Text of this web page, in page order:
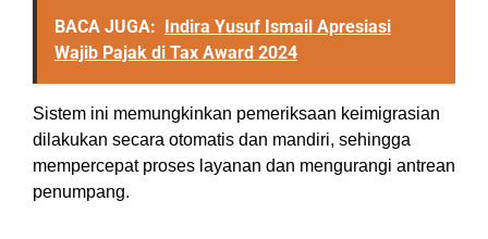
BACA JUGA: Indira Yusuf Ismail Apresiasi
Wajib Pajak di Tax Award 2024
Sistem ini memungkinkan pemeriksaan keimigrasian
dilakukan secara otomatis dan mandiri, sehingga
mempercepat proses layanan dan mengurangi antrean
penumpang.